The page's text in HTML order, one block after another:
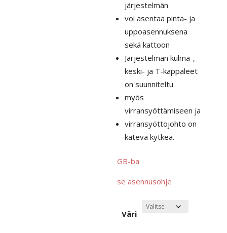
järjestelmän
voi asentaa pinta- ja
uppoasennuksena
sekä kattoon
Järjestelmän kulma-,
keski- ja T-kappaleet
on suunniteltu
myös
virransyöttämiseen ja
virransyöttöjohto on
kätevä kytkeä.
GB-ba
se asennusohje
Väri